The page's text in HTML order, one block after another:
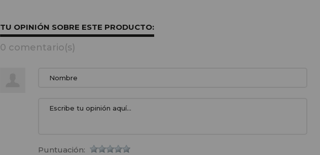
TU OPINIÓN SOBRE ESTE PRODUCTO:
0 comentario(s)
Puntuación: